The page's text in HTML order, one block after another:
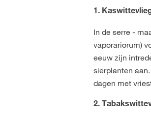
1.
In de serre -
vaporariorum)
eeuw zijn
sierplanten
dagen met
2.